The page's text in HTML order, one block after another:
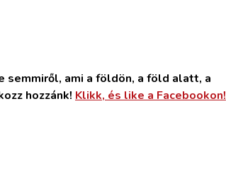
semmiről, ami a földön, a föld alatt, a
hozzánk! Klikk, és like a Facebookon!